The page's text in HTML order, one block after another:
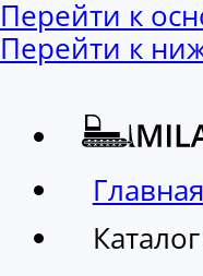
Перейти к
Перейти к
Главная